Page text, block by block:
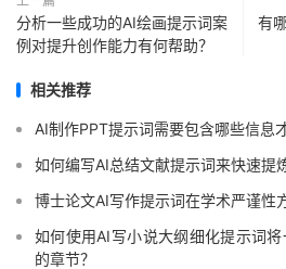
分析一些成功的AI绘画提示词案
例对提升创作能力有何帮助？
有
相关推荐
AI制作PPT提示词需要包含哪些信息
如何编写AI总结文献提示词来快速提
博士论文AI写作提示词在学术严谨性
如何使用AI写小说大纲细化提示词
的章节？